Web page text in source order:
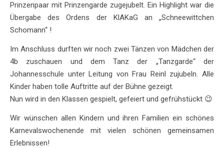
Prinzenpaar mit Prinzengarde zugejubelt. Ein Highlight war die
Übergabe des Ordens der KlAKaG an „Schneewittchen
Schomann“ !
Im Anschluss durften wir noch zwei Tänzen von Mädchen der
4b zuschauen und dem Tanz der „Tanzgarde“ der
Johannesschule unter Leitung von Frau Reinl zujubeln. Alle
Kinder haben tolle Auftritte auf der Bühne gezeigt.
Nun wird in den Klassen gespielt, gefeiert und gefrühstückt 😉
Wir wünschen allen Kindern und ihren Familien ein schönes
Karnevalswochenende mit vielen schönen gemeinsamen
Erlebnissen!